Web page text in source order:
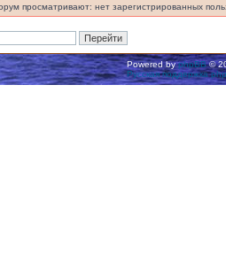
просматривают: нет зарегистрированных
Powered byphpBB©
Русская поддержка